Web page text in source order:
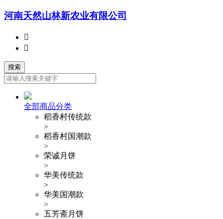
河南天然山林新农业有限公司


全部商品分类
稻香村传统款
>
稻香村国潮款
>
荣诚月饼
>
华美传统款
>
华美国潮款
>
五芳斋月饼